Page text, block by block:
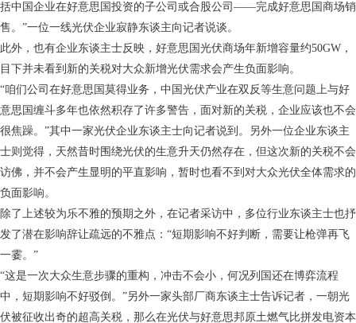
括中国企业在好意思国投资的子公司或合股公司——完成好意思国商场销
售。”一位一线光伏企业寂静东谈主向记者说谈。
此外，也有企业东谈主士反映，好意思国光伏商场年新增容量约50GW，
目下并未看到新的关税对大众新增光伏需求会产生负面影响。
“咱们公司在好意思国莫得业务，中国光伏产业在双反等生意问题上与好
意思国缠斗多年也依然积存了许多警告，面对新的关税，企业应该也不会
很焦躁。”其中一家光伏企业东谈主士向记者说到。另外一位企业东谈主
士则觉得，天然昔时围绕光伏的生意升天仍然存在，但这次新的关税不会
访佛，并不会产生显明的平直影响，暂时也看不到对大众光伏全体需求的
负面影响。
除了上述较为乐不雅的预期之外，在记者采访中，多位行业东谈主士也抒
发了潜在影响辞让疏远的不雅点：“短期影响不好判断，需要让枪弹再飞
一霎。”
“这是一次大众生意步骤的重构，冲击不会小，何况列国还在博弈流程
中，短期影响不好驳倒。”另外一家头部厂商东谈主士告诉记者，一朝光
伏被征收出奇的超高关税，那么在光伏与好意思邦原土燃气比拼发电资本